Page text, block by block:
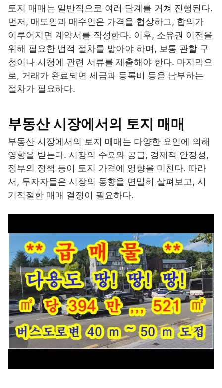
토지 매매는 일반적으로 여러 단계를 거쳐 진행된다.
먼저, 매도인과 매수인은 가격을 협상하고, 합의가
이루어지면 계약서를 작성한다. 이후, 소유권 이전을
위해 필요한 법적 절차를 밟아야 하며, 보통 관할 구
청이나 시청에 관련 서류를 제출해야 한다. 마지막으
로, 거래가 완료되면 세금과 등록비 등을 납부하는
절차가 필요하다.
부동산 시장에서의 토지 매매
부동산 시장에서의 토지 매매는 다양한 요인에 의해
영향을 받는다. 시장의 수요와 공급, 경제적 안정성,
정부의 정책 등이 토지 가격에 영향을 미친다. 따라
서, 투자자들은 시장의 동향을 면밀히 살펴보고, 시
기적절한 매매 결정이 필요하다.